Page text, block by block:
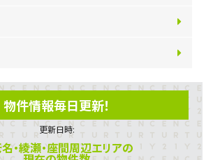
物件情報毎日更新！
更新日時:
・綾瀬・座間周辺エリアの